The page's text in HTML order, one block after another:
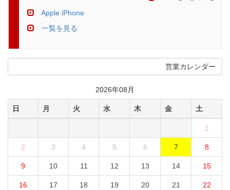
Apple iPhone
一覧を見る
営業カレンダー
2026年08月
日 月 火 水 木 金 土
1
2 3 4 5 6 7 8
9 10 11 12 13 14 15
16 17 18 19 20 21 22